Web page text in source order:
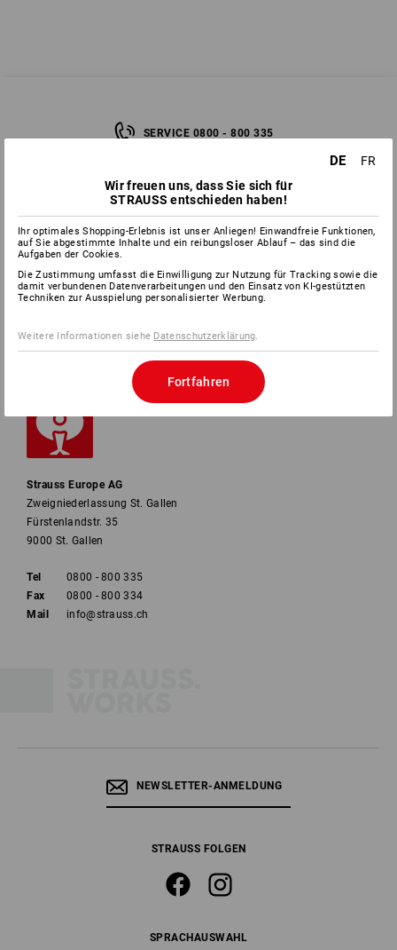
SERVICE 0800 - 800 335
UNTERNEHMEN
INFORMATIONEN
Strauss Europe AG
Zweigniederlassung St. Gallen
Fürstenlandstr. 35
9000 St. Gallen
Tel
0800 - 800 335
Fax
0800 - 800 334
Mail
info@strauss.ch
NEWSLETTER-ANMELDUNG
STRAUSS FOLGEN
SPRACHAUSWAHL
DE
FR
Wir freuen uns, dass Sie sich für
STRAUSS entschieden haben!
Ihr optimales Shopping-Erlebnis ist unser Anliegen! Einwandfreie Funktionen,
auf Sie abgestimmte Inhalte und ein reibungsloser Ablauf – das sind die
Aufgaben der Cookies.
Die Zustimmung umfasst die Einwilligung zur Nutzung für Tracking sowie die
damit verbundenen Datenverarbeitungen und den Einsatz von KI-gestützten
Techniken zur Ausspielung personalisierter Werbung.
Weitere Informationen siehe Datenschutzerklärung
Fortfahren